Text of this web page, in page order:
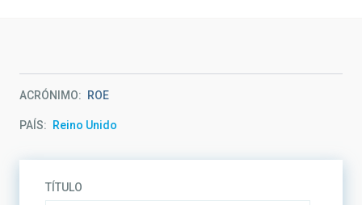
navegación
ACRÓNIMO ROE
PAÍS Reino Unido
TÍTULO